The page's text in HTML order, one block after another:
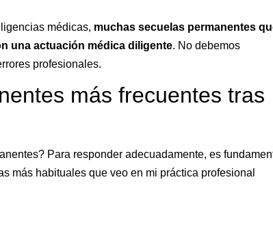
médicas, muchas secuelas permanentes
una actuación médica diligente. No debemos
profesionales.
más frecuentes tras
Para responder adecuadamente, es
más habituales que veo en mi práctica profesional